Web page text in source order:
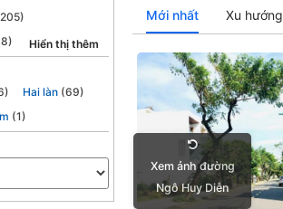
Hiển thị thêm
Hai làn (69)
(1)
Mới nhất Xu hướng
Xem ảnh đường
Ngô Huy Diễn